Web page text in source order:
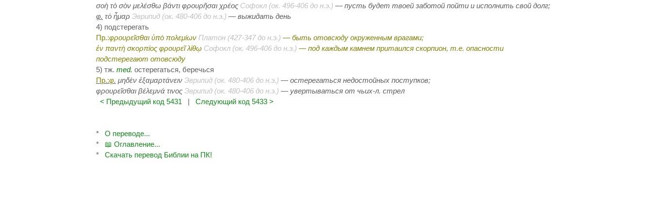
σοὴ τὸ σὸν μελέσθω βάντι φρουρῆσαι χρέος Софокл (ок. 496-406 до н.э.) — пусть будет твоей заботой пойти и исполнить свой долг;
φ. τὸ ἦμαρ Эврипид (ок. 480-406 до н.э.) — выжидать день
4) подстерегать
Пр.:φρουρεῖσθαι ὑπὸ πολεμίων Платон (427-347 до н.э.) — быть отовсюду окруженным врагами;
ἐν παντὴ σκορπίος φρουρεῖ λίθῳ Софокл (ок. 496-406 до н.э.) — под каждым камнем притаился скорпион, т.е. опасности
подстерегают отовсюду
5) тж. med. остерегаться, беречься
Пр.:φ. μηδὲν ἐξαμαρτάνειν Эврипид (ок. 480-406 до н.э.) — остерегаться недостойных поступков;
φρουρεῖσθαι βέλεμνά τινος Эврипид (ок. 480-406 до н.э.) — увертываться от чьих-л. стрел
< Предыдущий код 5431
| Следующий код 5433 >
*
О переводе...
*
📖 Оглавление...
*
Скачать перевод Библии на ПК!